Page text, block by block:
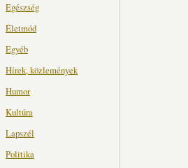
Egészség
Életmód
Egyéb
Hírek, közlemények
Humor
Kultúra
Lapszél
Politika